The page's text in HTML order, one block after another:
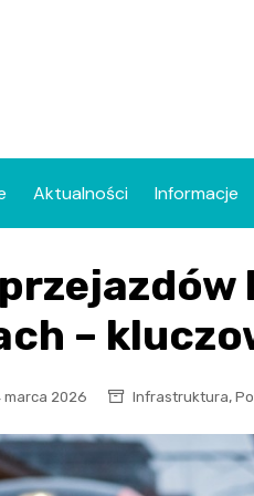
Aktualności Informacje
–
marca 2026 Infrastruktura,